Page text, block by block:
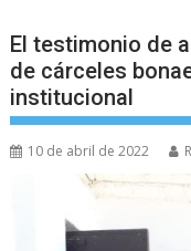
El testimonio de
de cárceles
institucional
10 de abril de 2022